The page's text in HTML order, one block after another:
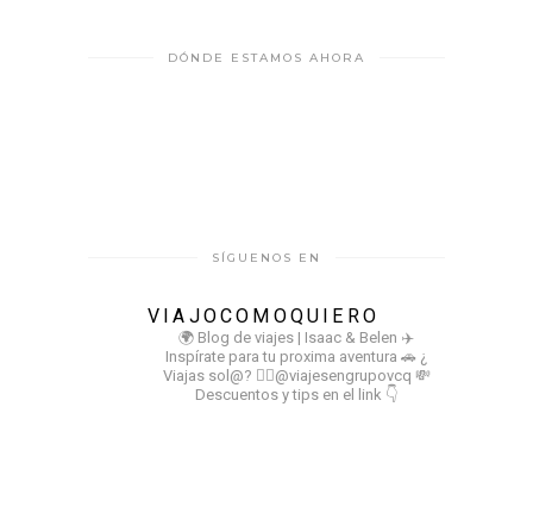
DÓNDE ESTAMOS AHORA
SÍGUENOS EN
VIAJOCOMOQUIERO
🌍 Blog de viajes | Isaac & Belen ✈️
Inspírate para tu proxima aventura 🚗 ¿
Viajas sol@? 👉🏻@viajesengrupovcq 💸
Descuentos y tips en el link 👇